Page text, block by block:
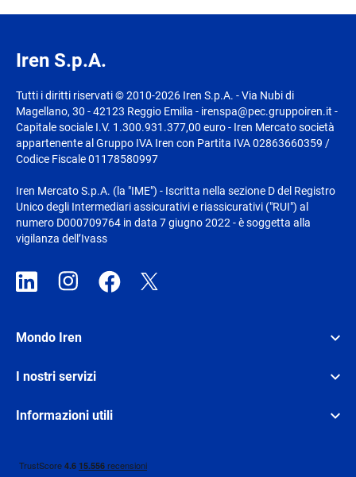
Iren S.p.A.
Tutti i diritti riservati © 2010-2026 Iren S.p.A. - Via Nubi di
Magellano, 30 - 42123 Reggio Emilia - irenspa@pec.gruppoiren.it -
Capitale sociale I.V. 1.300.931.377,00 euro - Iren Mercato società
appartenente al Gruppo IVA Iren con Partita IVA 02863660359 /
Codice Fiscale 01178580997
Iren Mercato S.p.A. (la "IME") - Iscritta nella sezione D del Registro
Unico degli Intermediari assicurativi e riassicurativi ("RUI") al
numero D000709764 in data 7 giugno 2022 - è soggetta alla
vigilanza dell’Ivass
Mondo Iren
I nostri servizi
Informazioni utili